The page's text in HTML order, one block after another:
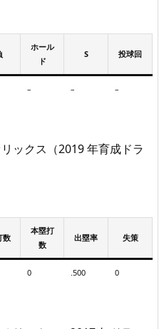
ホール
ド
S 投球回
– – –
ックス（2019 年育成ドラ
数
本塁打
数
出塁率 失策
0 .500 0